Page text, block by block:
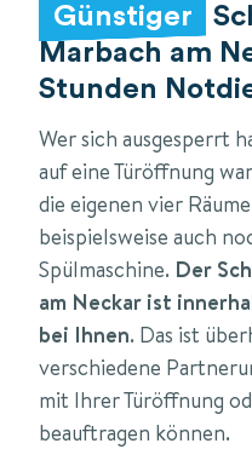
Günstiger
Marbach am
Stunden
Wer sich ausgesperrt
auf eine Türöffnung
die eigenen vier
beispielsweise auch
Spülmaschine. Der
am Neckar ist
bei Ihnen. Das ist
verschiedene
mit Ihrer Türöffnung
beauftragen können.